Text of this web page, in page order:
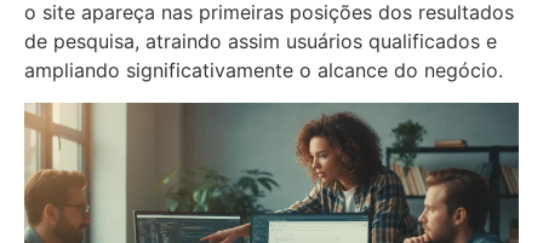
o site apareça nas primeiras posições dos resultados
de pesquisa, atraindo assim usuários qualificados e
ampliando significativamente o alcance do negócio.